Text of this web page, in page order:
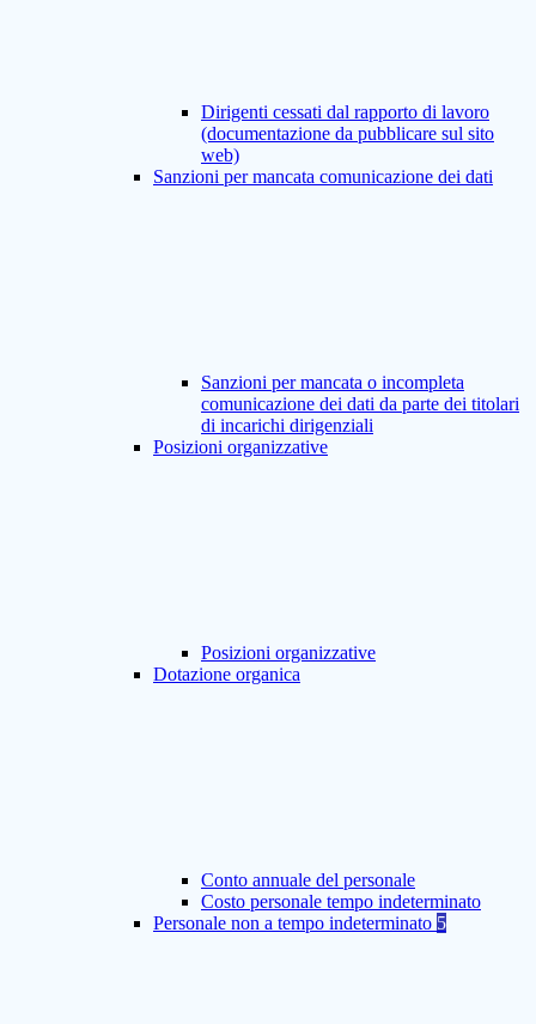
Dirigenti cessati dal rapporto di lavoro
(documentazione da pubblicare sul sito
web)
Sanzioni per mancata comunicazione dei dati
Sanzioni per mancata o incompleta
comunicazione dei dati da parte dei titolari
di incarichi dirigenziali
Posizioni organizzative
Posizioni organizzative
Dotazione organica
Conto annuale del personale
Costo personale tempo indeterminato
Personale non a tempo indeterminato 5